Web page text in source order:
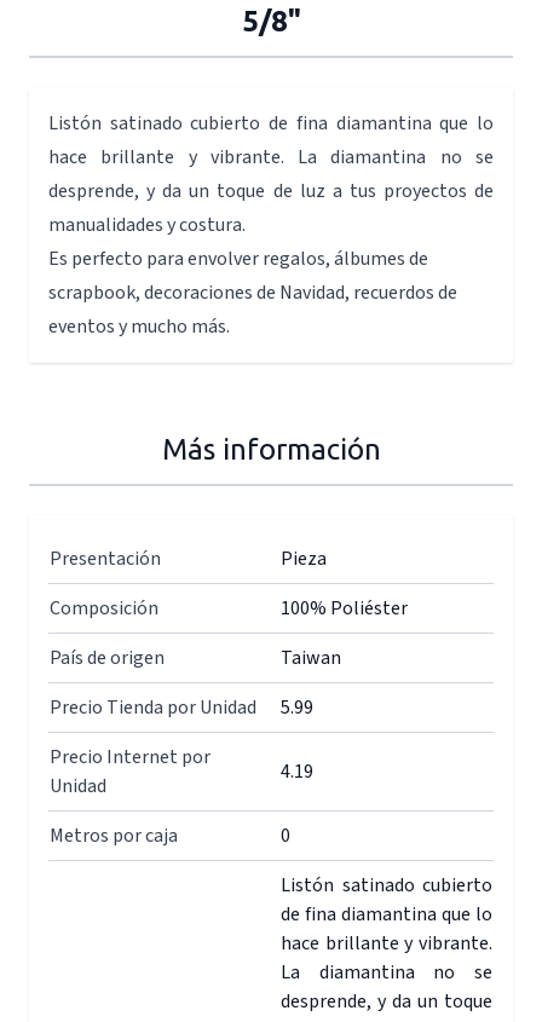
5/8"
Listón satinado cubierto de fina diamantina que lo
hace brillante y vibrante. La diamantina no se
desprende, y da un toque de luz a tus proyectos de
manualidades y costura.
Es perfecto para envolver regalos, álbumes de
scrapbook, decoraciones de Navidad, recuerdos de
eventos y mucho más.
Más información
Presentación
Pieza
Composición
100% Poliéster
País de origen
Taiwan
Precio Tienda por Unidad
5.99
Precio Internet por
Unidad
4.19
Metros por caja
0
Listón satinado cubierto
de fina diamantina que lo
hace brillante y vibrante.
La diamantina no se
desprende, y da un toque